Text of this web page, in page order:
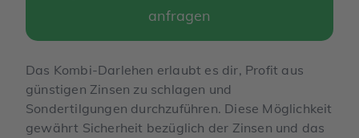
anfragen
Das Kombi-Darlehen erlaubt es dir, Profit aus
günstigen Zinsen zu schlagen und
Sondertilgungen durchzuführen. Diese Möglichkeit
gewährt Sicherheit bezüglich der Zinsen und das